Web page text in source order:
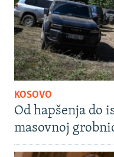
KOSOVO
Od hapšenja do
masovnoj